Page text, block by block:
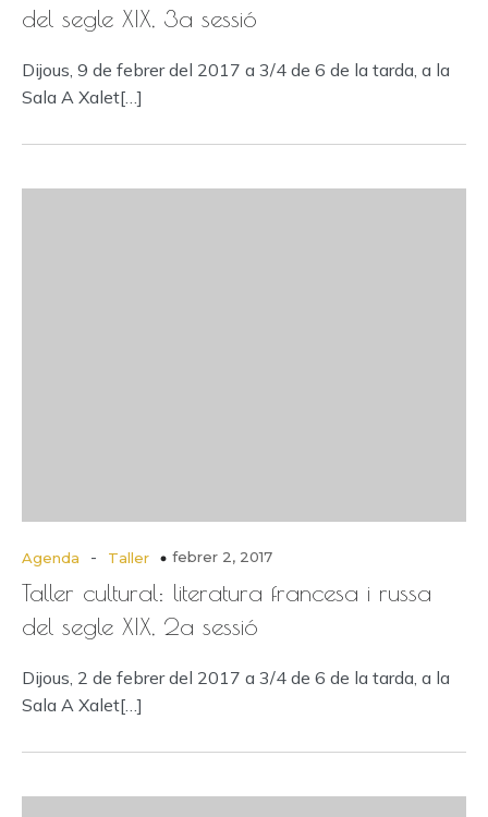
del segle XIX, 3a sessió
Dijous, 9 de febrer del 2017 a 3/4 de 6 de la tarda, a la
Sala A Xalet[…]
Agenda - Taller febrer 2, 2017
Taller cultural: literatura francesa i russa
del segle XIX, 2a sessió
Dijous, 2 de febrer del 2017 a 3/4 de 6 de la tarda, a la
Sala A Xalet[…]